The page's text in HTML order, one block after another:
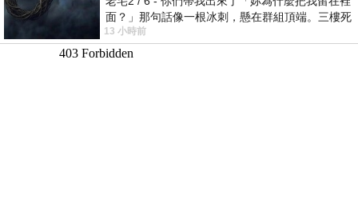
面？」那句話像一根冰刺，懸在群組頂端。三樓死
死盯著照片裡的人。那個人確實站在
13 小時前